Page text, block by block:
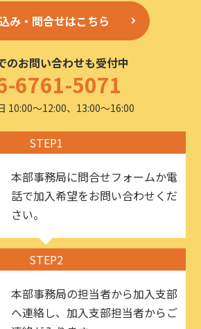
み・問合せはこちら
のお問い合わせも受付中
6761-5071
10:00〜12:00、13:00〜16:00
STEP1
本部事務局に問合せフォームか電
話で加入希望をお問い合わせくだ
さい。
STEP2
本部事務局の担当者から加入支部
へ連絡し、加入支部担当者からご